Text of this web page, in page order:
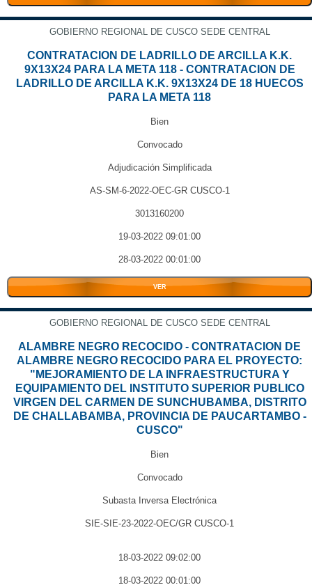
GOBIERNO REGIONAL DE CUSCO SEDE CENTRAL
CONTRATACION DE LADRILLO DE ARCILLA K.K.
9X13X24 PARA LA META 118 - CONTRATACION DE
LADRILLO DE ARCILLA K.K. 9X13X24 DE 18 HUECOS
PARA LA META 118
Bien
Convocado
Adjudicación Simplificada
AS-SM-6-2022-OEC-GR CUSCO-1
3013160200
19-03-2022 09:01:00
28-03-2022 00:01:00
VER
GOBIERNO REGIONAL DE CUSCO SEDE CENTRAL
ALAMBRE NEGRO RECOCIDO - CONTRATACION DE
ALAMBRE NEGRO RECOCIDO PARA EL PROYECTO:
"MEJORAMIENTO DE LA INFRAESTRUCTURA Y
EQUIPAMIENTO DEL INSTITUTO SUPERIOR PUBLICO
VIRGEN DEL CARMEN DE SUNCHUBAMBA, DISTRITO
DE CHALLABAMBA, PROVINCIA DE PAUCARTAMBO -
CUSCO"
Bien
Convocado
Subasta Inversa Electrónica
SIE-SIE-23-2022-OEC/GR CUSCO-1
18-03-2022 09:02:00
18-03-2022 00:01:00